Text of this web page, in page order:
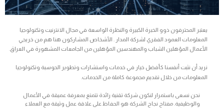
يعتبر المحترفون ذوو الخبرة الكبيرة والنظرة الواسعة في مجال الانترنيت وتكنولوجيا
المعلومات العمود الفقري لشركة المدار . الأشخاص المشاركون هنا هم من خريجي
الأعمال المؤهلين الشباب والمهندسين المؤهلين من الجامعات المشهورة في العراق.
نريد أن نثبت أنفسنا كأفضل خيار في خدمات واستشارات وتطوير الحوسبة وتكنولوجيا
المعلومات من خلال تقديم مجموعة كاملة من الخدمات.
نحن نسعى باستمرار لنكون شركة تقنية رائدة تتمتع بمعرفة عميقة في الأعمال
والوظيفية. مفتاح نجاح الشركة هو الحفاظ على علاقة عمل وثيقة مع العملاء